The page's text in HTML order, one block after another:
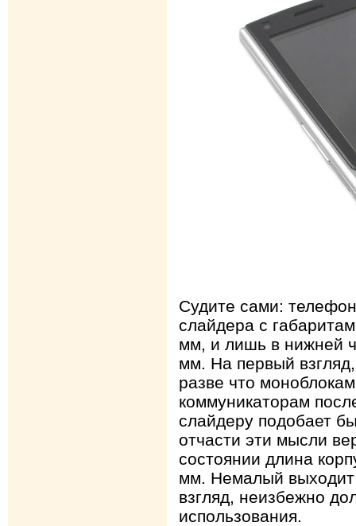
Судите сами:
слайдера с
мм, и лишь в нижней
мм. На первый
разве что
коммуникаторам
слайдеру подобает
отчасти эти мысли
состоянии длина
мм. Немалый
взгляд, неизбежно
использования.